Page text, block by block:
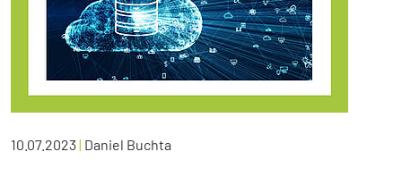
10.07.2023| Daniel Buchta